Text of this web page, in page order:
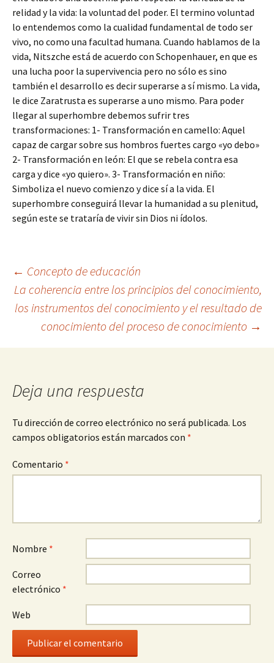
relidad y la vida: la voluntad del poder. El termino voluntad
lo entendemos como la cualidad fundamental de todo ser
vivo, no como una facultad humana. Cuando hablamos de la
vida, Nitszche está de acuerdo con Schopenhauer, en que es
una lucha poor la supervivencia pero no sólo es sino
también el desarrollo es decir superarse a sí mismo. La vida,
le dice Zaratrusta es superarse a uno mismo. Para poder
llegar al superhombre debemos sufrir tres
transformaciones: 1- Transformación en camello: Aquel
capaz de cargar sobre sus hombros fuertes cargo «yo debo»
2- Transformación en león: El que se rebela contra esa
carga y dice «yo quiero». 3- Transformación en niño:
Simboliza el nuevo comienzo y dice sí a la vida. El
superhombre conseguirá llevar la humanidad a su plenitud,
según este se trataría de vivir sin Dios ni ídolos.
Navegación
de
entradas
← Concepto de educación
La coherencia entre los principios del conocimiento,
los instrumentos del conocimiento y el resultado de
conocimiento del proceso de conocimiento →
Deja una respuesta
Tu dirección de correo electrónico no será publicada. Los
campos obligatorios están marcados con *
Comentario *
Nombre *
Correo
electrónico *
Web